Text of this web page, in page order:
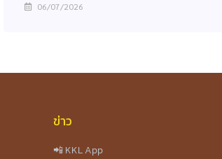
06/07/2026
ข่าว
📲 KKL App